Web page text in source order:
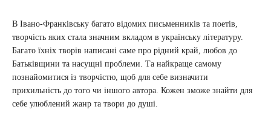
В Івано-Франківську багато відомих письменників та поетів,
творчість яких стала значним вкладом в українську літературу.
Багато їхніх творів написані саме про рідний край, любов до
Батьківщини та насущні проблеми. Та найкраще самому
познайомитися із творчістю, щоб для себе визначити
прихильність до того чи іншого автора. Кожен зможе знайти для
себе улюблений жанр та твори до душі.